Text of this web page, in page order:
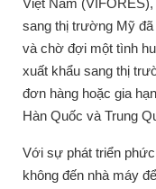
sang thị trường Mỹ
và chờ đợi một tình
xuất khẩu sang thị
đơn hàng hoặc gia
Hàn Quốc và Trung
Với sự phát triển
không đến nhà máy